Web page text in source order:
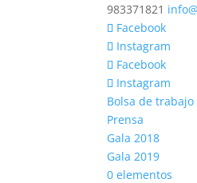
983371821
Facebook
Instagram
Facebook
Instagram
Bolsa de trabajo
Prensa
Gala 2018
Gala 2019
0 elementos